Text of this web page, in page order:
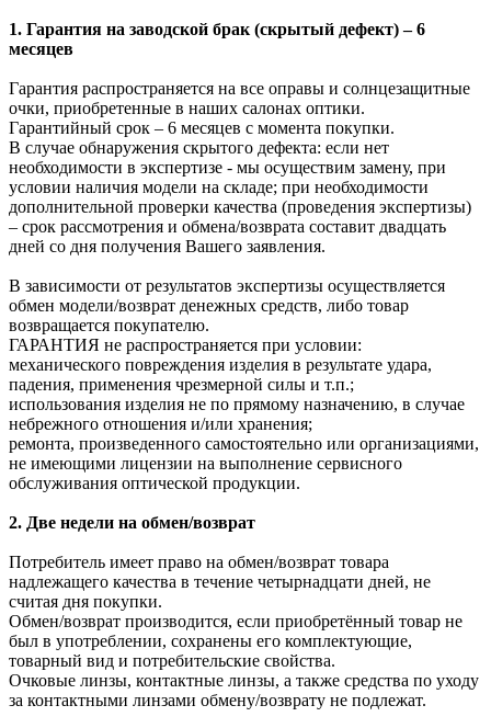
1. Гарантия на заводской брак (скрытый дефект) – 6
месяцев
Гарантия распространяется на все оправы и солнцезащитные
очки, приобретенные в наших салонах оптики.
Гарантийный срок – 6 месяцев с момента покупки.
В случае обнаружения скрытого дефекта: если нет
необходимости в экспертизе - мы осуществим замену, при
условии наличия модели на складе; при необходимости
дополнительной проверки качества (проведения экспертизы)
– срок рассмотрения и обмена/возврата составит двадцать
дней со дня получения Вашего заявления.
В зависимости от результатов экспертизы осуществляется
обмен модели/возврат денежных средств, либо товар
возвращается покупателю.
ГАРАНТИЯ не распространяется при условии:
механического повреждения изделия в результате удара,
падения, применения чрезмерной силы и т.п.;
использования изделия не по прямому назначению, в случае
небрежного отношения и/или хранения;
ремонта, произведенного самостоятельно или организациями,
не имеющими лицензии на выполнение сервисного
обслуживания оптической продукции.
2. Две недели на обмен/возврат
Потребитель имеет право на обмен/возврат товара
надлежащего качества в течение четырнадцати дней, не
считая дня покупки.
Обмен/возврат производится, если приобретённый товар не
был в употреблении, сохранены его комплектующие,
товарный вид и потребительские свойства.
Очковые линзы, контактные линзы, а также средства по уходу
за контактными линзами обмену/возврату не подлежат.